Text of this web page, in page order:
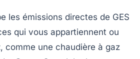
les émissions directes de GES
qui vous appartiennent ou
comme une chaudière à gaz